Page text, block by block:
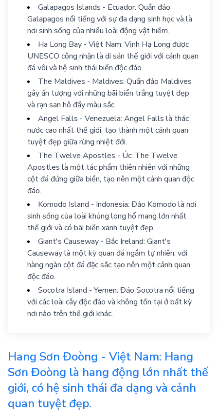
Galapagos Islands - Ecuador: Quần đảo
Galapagos nổi tiếng với sự đa dạng sinh học và là
nơi sinh sống của nhiều loài động vật hiếm.
Ha Long Bay - Việt Nam: Vịnh Hạ Long được
UNESCO công nhận là di sản thế giới với cảnh quan
đá vôi và hệ sinh thái biển độc đáo.
The Maldives - Maldives: Quần đảo Maldives
gây ấn tượng với những bãi biển trắng tuyệt đẹp
và rạn san hô đầy màu sắc.
Angel Falls - Venezuela: Angel Falls là thác
nước cao nhất thế giới, tạo thành một cảnh quan
tuyệt đẹp giữa rừng nhiệt đới.
The Twelve Apostles - Úc: The Twelve
Apostles là một tác phẩm thiên nhiên với những
cột đá đứng giữa biển, tạo nên một cảnh quan độc
đáo.
Komodo Island - Indonesia: Đảo Komodo là nơi
sinh sống của loài khủng long hổ mang lớn nhất
thế giới và có bãi biển xanh tuyệt đẹp.
Giant's Causeway - Bắc Ireland: Giant's
Causeway là một kỳ quan đá ngầm tự nhiên, với
hàng ngàn cột đá đặc sắc tạo nên một cảnh quan
độc đáo.
Socotra Island - Yemen: Đảo Socotra nổi tiếng
với các loài cây độc đáo và không tồn tại ở bất kỳ
nơi nào trên thế giới khác.
Hang Sơn Đoòng - Việt Nam: Hang
Sơn Đoòng là hang động lớn nhất thế
giới, có hệ sinh thái đa dạng và cảnh
quan tuyệt đẹp.